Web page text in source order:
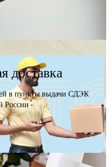
доставка
в пункты выдачи СДЭК
России